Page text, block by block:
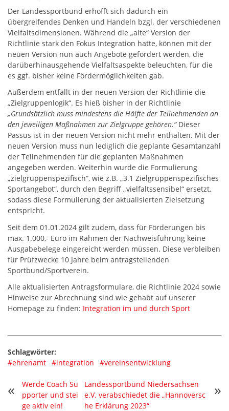
Der Landessportbund erhofft sich dadurch ein
übergreifendes Denken und Handeln bzgl. der verschiedenen
Vielfaltsdimensionen. Während die „alte“ Version der
Richtlinie stark den Fokus Integration hatte, können mit der
neuen Version nun auch Angebote gefördert werden, die
darüberhinausgehende Vielfaltsaspekte beleuchten, für die
es ggf. bisher keine Fördermöglichkeiten gab.
Außerdem entfällt in der neuen Version der Richtlinie die
„Zielgruppenlogik“. Es hieß bisher in der Richtlinie
„Grundsätzlich muss mindestens die Hälfte der Teilnehmenden an
den jeweiligen Maßnahmen zur Zielgruppe gehören.“Dieser
Passus ist in der neuen Version nicht mehr enthalten. Mit der
neuen Version muss nun lediglich die geplante Gesamtanzahl
der Teilnehmenden für die geplanten Maßnahmen
angegeben werden. Weiterhin wurde die Formulierung
„zielgruppenspezifisch“, wie z.B. „3.1 Zielgruppenspezifisches
Sportangebot“, durch den Begriff „vielfaltssensibel“ ersetzt,
sodass diese Formulierung der aktualisierten Zielsetzung
entspricht.
Seit dem 01.01.2024 gilt zudem, dass für Förderungen bis
max. 1.000,- Euro im Rahmen der Nachweisführung keine
Ausgabebelege eingereicht werden müssen. Diese verbleiben
für Prüfzwecke 10 Jahre beim antragstellenden
Sportbund/Sportverein.
Alle aktualisierten Antragsformulare, die Richtlinie 2024 sowie
Hinweise zur Abrechnung sind wie gehabt auf unserer
Homepage zu finden: Integration im und durch Sport
Schlagwörter:
#ehrenamt #integration #vereinsentwicklung
«
Werde Coach Su
pporter und stei
ge aktiv ein!
Landessportbund Niedersachsen
e.V. verabschiedet die „Hannoversc
he Erklärung 2023“
»